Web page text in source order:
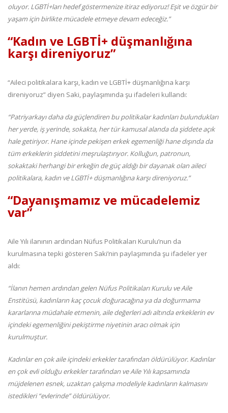
oluyor. LGBTİ+ları hedef göstermenize itiraz ediyoruz! Eşit ve özgür bir
yaşam için birlikte mücadele etmeye devam edeceğiz.”
“Kadın ve LGBTİ+ düşmanlığına
karşı direniyoruz”
“Aileci politikalara karşı, kadın ve LGBTİ+ düşmanlığına karşı
direniyoruz” diyen Saki, paylaşımında şu ifadeleri kullandı:
“Patriyarkayı daha da güçlendiren bu politikalar kadınları bulundukları
her yerde, iş yerinde, sokakta, her tür kamusal alanda da şiddete açık
hale getiriyor. Hane içinde pekişen erkek egemenliği hane dışında da
tüm erkeklerin şiddetini meşrulaştırıyor. Kolluğun, patronun,
sokaktaki herhangi bir erkeğin de güç aldığı bir dayanak olan aileci
politikalara, kadın ve LGBTİ+ düşmanlığına karşı direniyoruz.”
“Dayanışmamız ve mücadelemiz
var”
Aile Yılı ilanının ardından Nüfus Politikaları Kurulu’nun da
kurulmasına tepki gösteren Saki’nin paylaşımında şu ifadeler yer
aldı:
“İlanın hemen ardından gelen Nüfus Politikaları Kurulu ve Aile
Enstitüsü, kadınların kaç çocuk doğuracağına ya da doğurmama
kararlarına müdahale etmenin, aile değerleri adı altında erkeklerin ev
içindeki egemenliğini pekiştirme niyetinin aracı olmak için
kurulmuştur.
Kadınlar en çok aile içindeki erkekler tarafından öldürülüyor. Kadınlar
en çok evli olduğu erkekler tarafından ve Aile Yılı kapsamında
müjdelenen esnek, uzaktan çalışma modeliylekadınların kalmasını
istedikleri “evlerinde” öldürülüyor.